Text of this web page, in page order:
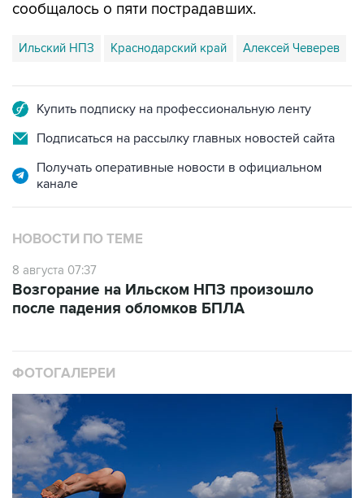
сообщалось о пяти пострадавших.
Ильский НПЗ Краснодарский край Алексей Чеверев
Купить подписку на профессиональную ленту
Подписаться на рассылку главных новостей сайта
Получать оперативные новости в официальном
канале
НОВОСТИ ПО ТЕМЕ
8 августа 07:37
Возгорание на Ильском НПЗ произошло
после падения обломков БПЛА
ФОТОГАЛЕРЕИ